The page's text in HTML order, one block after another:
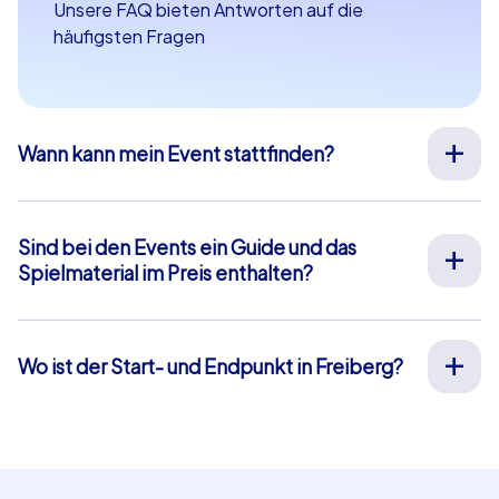
Unsere FAQ bieten Antworten auf die
häufigsten Fragen
Wann kann mein Event stattfinden?
Wir organisieren unsere Teamevents für Sie an Ihrem
Wunschtermin an 365 Tagen im Jahr. Wenn Sie erfahren
möchten ob Ihr Wunschtermin noch verfügbar ist,
fragen Siehiergleich Ihr unverbindliches Angebot an.
Die Startzeit Ihres Events können Sie frei zwischen 9-
Sind bei den Events ein Guide und das
Spielmaterial im Preis enthalten?
Ort-Betreuung durch unsere Guides als auch die
Bereitstellung aller Materialien im Preis enthalten,
sodass Sie sich vorab um nichts weiter kümmern
Wo ist der Start- und Endpunkt in Freiberg?
Der Start- und Endpunkt in Freiberg ist: Obermarkt 11.